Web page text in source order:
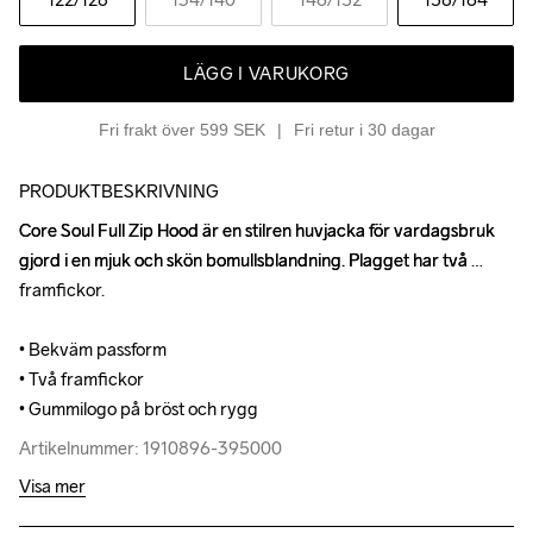
LÄGG I VARUKORG
Fri frakt över 599 SEK Fri retur i 30 dagar
PRODUKTBESKRIVNING
Core Soul Full Zip Hood är en stilren huvjacka för vardagsbruk
gjord i en mjuk och skön bomullsblandning. Plagget har två
framfickor.
• Bekväm passform
• Två framfickor
• Gummilogo på bröst och rygg
Artikelnummer: 1910896-395000
Core Soul Full Zip Hood är en stilren huvjacka för vardagsbruk
gjord i en mjuk och skön bomullsblandning. Plagget har två
framfickor.
• Bekväm passform
• Två framfickor
• Gummilogo på bröst och rygg
Artikelnummer: 1910896-395000
Visa mer